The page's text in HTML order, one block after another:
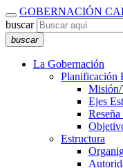
GOBERNACIÓN
buscar
buscar
La Gobernación
Planificación
Misión/
Ejes
Estructura